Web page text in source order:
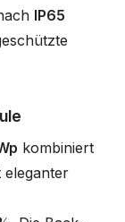
IP65
kombiniert
eleganter